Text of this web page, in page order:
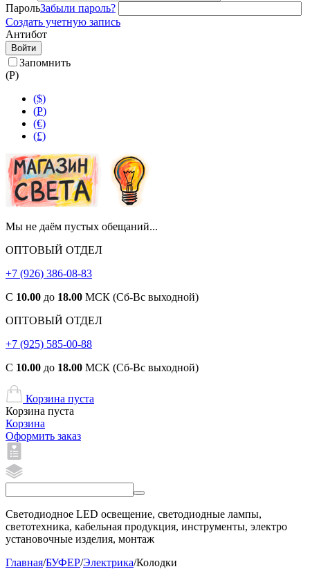
ПарольЗабыли пароль?
Создать учетную запись
Антибот
Войти
Запомнить
(Р)
($)
(Р)
(€)
(£)
Мы не даём пустых обещаний...
ОПТОВЫЙ ОТДЕЛ
+7 (926) 386-08-83
С 10.00 до 18.00 МСК (Сб-Вс выходной)
ОПТОВЫЙ ОТДЕЛ
+7 (925) 585-00-88
С 10.00 до 18.00 МСК (Сб-Вс выходной)
Корзина пуста
Корзина пуста
Корзина
Оформить заказ
Светодиодное LED освещение, светодиодные лампы,
светотехника, кабельная продукция, инструменты, электро
установочные изделия, монтаж
Главная/БУФЕР/Электрика/Колодки